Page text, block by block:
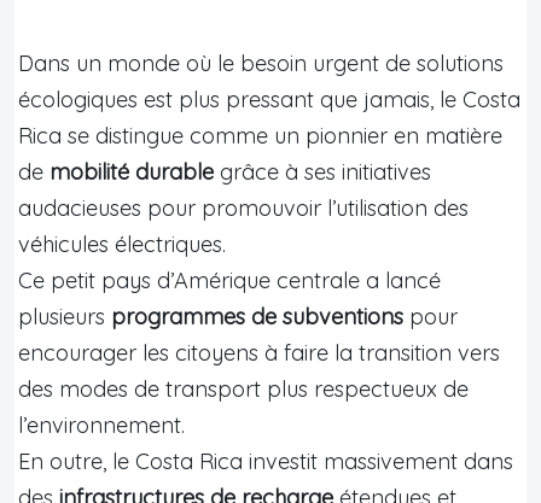
Dans un monde où le besoin urgent de solutions
écologiques est plus pressant que jamais, le Costa
Rica se distingue comme un pionnier en matière
de mobilité durable grâce à ses initiatives
audacieuses pour promouvoir l’utilisation des
véhicules électriques.
Ce petit pays d’Amérique centrale a lancé
plusieurs programmes de subventions pour
encourager les citoyens à faire la transition vers
des modes de transport plus respectueux de
l’environnement.
En outre, le Costa Rica investit massivement dans
des infrastructures de recharge étendues et